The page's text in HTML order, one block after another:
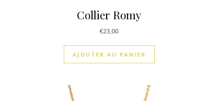
Collier Romy
€23,00
AJOUTER AU PANIER